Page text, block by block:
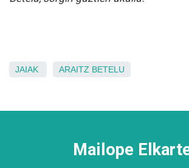
JAIAK ARAITZ BETELU
Mailope